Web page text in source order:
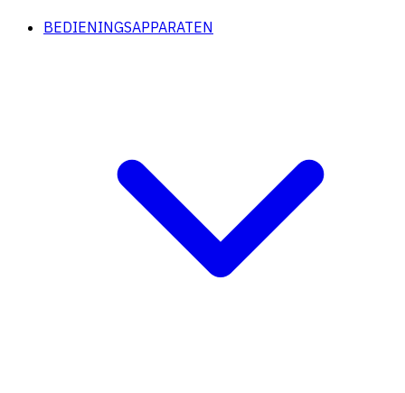
BEDIENINGSAPPARATEN